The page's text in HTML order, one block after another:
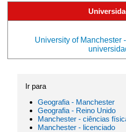
University of Manchester
Ir para
Geografia - Manchester
Geografia - Reino Unido
Manchester - ciências
Manchester - licenciado